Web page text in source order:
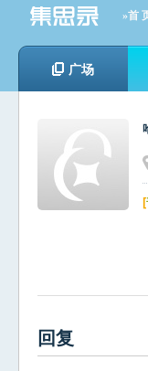
»首
广场
[
回复